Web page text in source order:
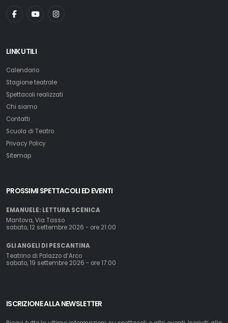
LINK UTILI
Calendario
Stagione teatrale
Spettacoli realizzati
Chi siamo
Contatti
Scuola di Teatro
Privacy Policy
Sitemap
PROSSIMI SPETTACOLI ED EVENTI
EMANUELE: LETTURA SCENICA
Mantova, Via Tasso
sabato, 12 settembre 2026 - ore 21:00
GLI ANGELI DI PESCANTINA
Teatrino di Palazzo d’Arco
sabato, 19 settembre 2026 - ore 17:00
ISCRIZIONE ALLA NEWSLETTER